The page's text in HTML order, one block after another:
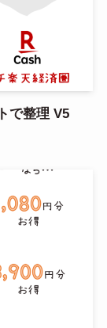
で整理 V5